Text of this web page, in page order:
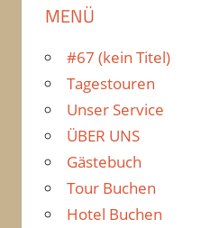
MENÜ
#67 (kein Titel)
Tagestouren
Unser Service
ÜBER UNS
Gästebuch
Tour Buchen
Hotel Buchen